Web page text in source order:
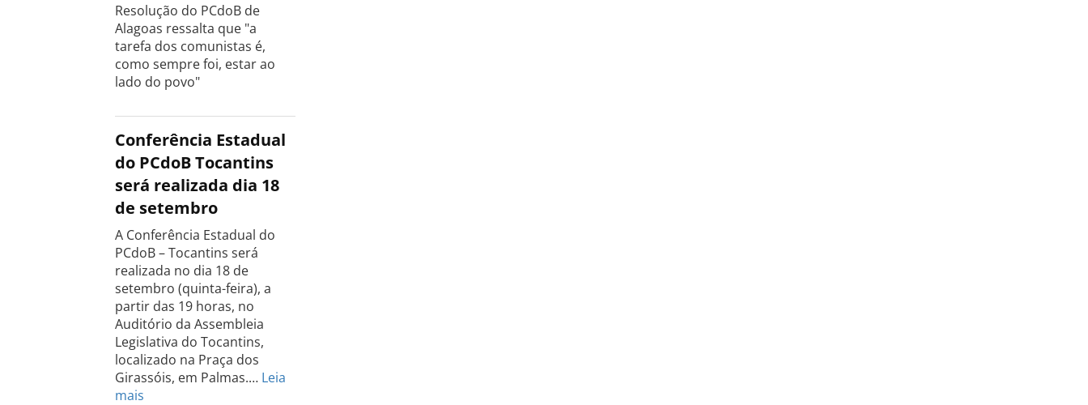
Resolução do PCdoB de
Alagoas ressalta que "a
tarefa dos comunistas é,
como sempre foi, estar ao
lado do povo"
Conferência Estadual
do PCdoB Tocantins
será realizada dia 18
de setembro
A Conferência Estadual do
PCdoB – Tocantins será
realizada no dia 18 de
setembro (quinta-feira), a
partir das 19 horas, no
Auditório da Assembleia
Legislativa do Tocantins,
localizado na Praça dos
Girassóis, em Palmas.… Leia
mais